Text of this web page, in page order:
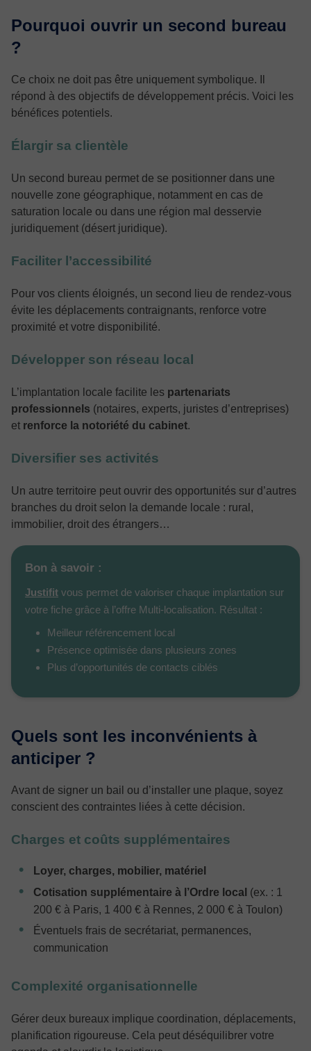
Pourquoi ouvrir un second bureau
?
Ce choix ne doit pas être uniquement symbolique. Il
répond à des objectifs de développement précis. Voici les
bénéfices potentiels.
Élargir sa clientèle
Un second bureau permet de se positionner dans une
nouvelle zone géographique, notamment en cas de
saturation locale ou dans une région mal desservie
juridiquement (désert juridique).
Faciliter l’accessibilité
Pour vos clients éloignés, un second lieu de rendez-vous
évite les déplacements contraignants, renforce votre
proximité et votre disponibilité.
Développer son réseau local
L’implantation locale facilite les partenariats
professionnels (notaires, experts, juristes d’entreprises)
et renforce la notoriété du cabinet.
Diversifier ses activités
Un autre territoire peut ouvrir des opportunités sur d’autres
branches du droit selon la demande locale : rural,
immobilier, droit des étrangers…
Bon à savoir :
Justifit vous permet de valoriser chaque implantation sur
votre fiche grâce à l’offre Multi-localisation. Résultat :
Meilleur référencement local
Présence optimisée dans plusieurs zones
Plus d’opportunités de contacts ciblés
Quels sont les inconvénients à
anticiper ?
Avant de signer un bail ou d’installer une plaque, soyez
conscient des contraintes liées à cette décision.
Charges et coûts supplémentaires
Loyer, charges, mobilier, matériel
Cotisation supplémentaire à l’Ordre local (ex. : 1
200 € à Paris, 1 400 € à Rennes, 2 000 € à Toulon)
Éventuels frais de secrétariat, permanences,
communication
Complexité organisationnelle
Gérer deux bureaux implique coordination, déplacements,
planification rigoureuse. Cela peut déséquilibrer votre